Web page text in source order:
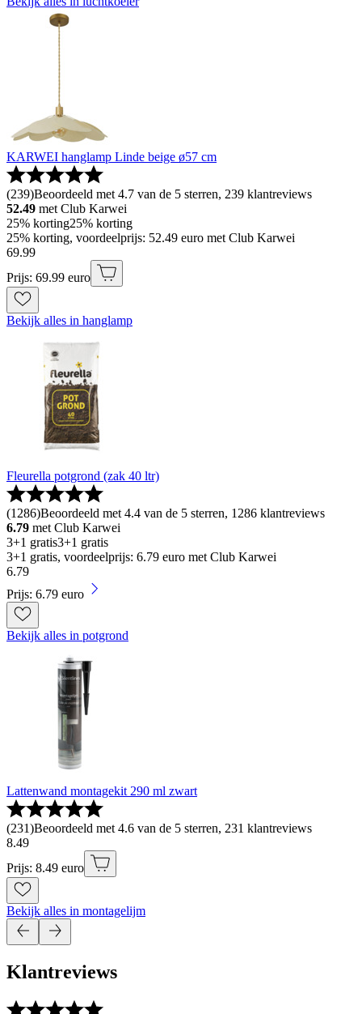
KARWEI hanglamp Linde beige ø57 cm
(239)Beoordeeld met 4.7 van de 5 sterren, 239 klantreviews
52.49 met Club Karwei
25% korting25% korting
25% korting, voordeelprijs: 52.49 euro met Club Karwei
69.99
Prijs: 69.99 euro
Bekijk alles in hanglamp
Fleurella potgrond (zak 40 ltr)
(1286)Beoordeeld met 4.4 van de 5 sterren, 1286 klantreviews
6.79 met Club Karwei
3+1 gratis3+1 gratis
3+1 gratis, voordeelprijs: 6.79 euro met Club Karwei
6.79
Prijs: 6.79 euro
Bekijk alles in potgrond
Lattenwand montagekit 290 ml zwart
(231)Beoordeeld met 4.6 van de 5 sterren, 231 klantreviews
8.49
Prijs: 8.49 euro
Bekijk alles in montagelijm
Klantreviews